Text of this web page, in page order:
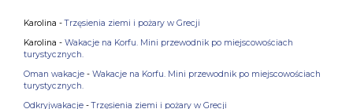
Karolina -Trzęsienia ziemi i pożary w Grecji
Karolina - Wakacje na Korfu. Mini przewodnik po miejscowościach
turystycznych.
Oman wakacje - Wakacje na Korfu. Mini przewodnik po miejscowościach
turystycznych.
Odkryjwakacje -Trzęsienia ziemi i pożary w Grecji